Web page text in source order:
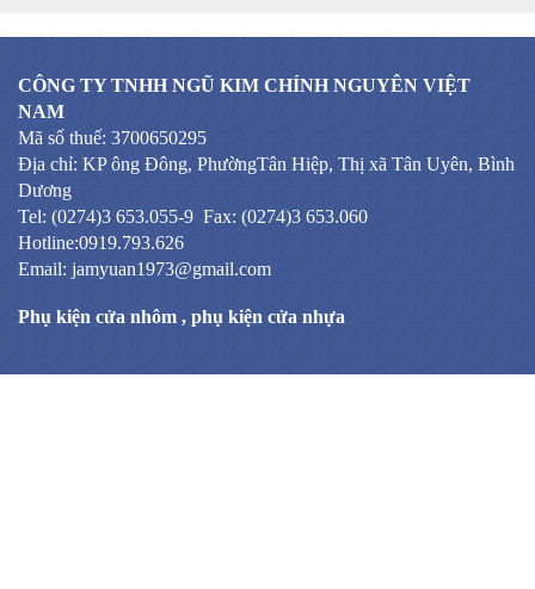
CÔNG TY TNHH NGŨ KIM CHÍNH NGUYÊN VIỆT
NAM
Mã số thuế: 3700650295
Địa chỉ: KP ông Đông, PhườngTân Hiệp, Thị xã Tân Uyên, Bình
Dương
Tel: (0274)3 653.055-9 Fax: (0274)3 653.060
Hotline:0919.793.626
Email: jamyuan1973@gmail.com
Phụ kiện cửa nhôm , phụ kiện cửa nhựa